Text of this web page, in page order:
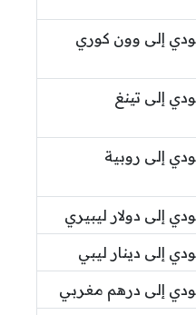
إلى وون كوري
إلى تينغ
إلى روبية
إلى دولار ليبيري
إلى دينار ليبي
إلى درهم مغربي